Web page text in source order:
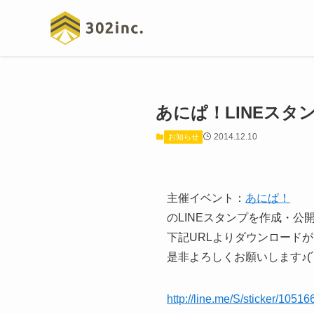
あにぱ！LINEスタ
お知らせ 2014.12.10
主催イベント： あにぱ！
のLINEスタンプを作成・公
下記URLよりダウンロード
是非よろしくお願いします
http://line.me/S/sticker/